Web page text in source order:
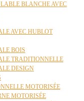
BLANCHE AVEC
AVEC HUBLOT
BOIS
TRADITIONNELLE
DESIGN
MOTORISÉE
MOTORISÉE